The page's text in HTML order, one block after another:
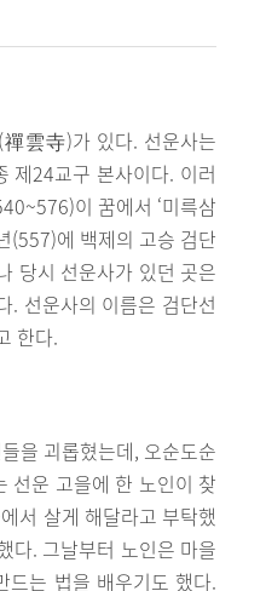
雲寺)가 있다. 선운사는
제24교구 본사이다. 이러
이 꿈에서 ‘미륵삼
(557)에 백제의 고승 검단
당시 선운사가 있던 곳은
. 선운사의 이름은 검단선
한다.
을 괴롭혔는데, 오순도순
선운 고을에 한 노인이 찾
서 살게 해달라고 부탁했
다. 그날부터 노인은 마을
드는 법을 배우기도 했다.